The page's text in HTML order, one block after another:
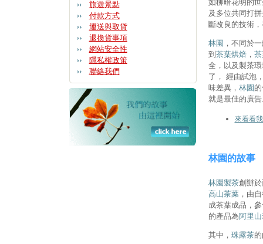
旅遊景點
付款方式
運送與取貨
退換貨事項
網站安全性
隱私權政策
聯絡我們
如柳暗花明的
及多位共同打
斷改良的技術
林園 ，不同於
到 茶葉烘焙，
全，以及製茶
了， 經由試泡
味差異， 林園
就是最佳的廣告
來看看
林園的故事
林園製茶創辦
高山茶葉，由
成茶葉成品，
的產品為阿里
其中， 珠露茶的